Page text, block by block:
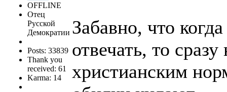
OFFLINE
Отец
Русской
Демократии
Posts: 33839
Thank you
received: 61
Karma: 14
Забавно, что
отвечать, то
христианским